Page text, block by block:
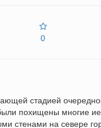
0
стадией
похищены многие
стенами на севере